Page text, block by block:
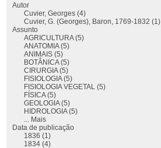
Autor
Cuvier, Georges (4)
Cuvier, G. (Georges), Baron, 1769-1832 (1)
Assunto
AGRICULTURA (5)
ANATOMIA (5)
ANIMAIS (5)
BOTÂNICA (5)
CIRURGIA (5)
FISIOLOGIA (5)
FISIOLOGIA VEGETAL (5)
FÍSICA (5)
GEOLOGIA (5)
HIDROLOGIA (5)
... Mais
Data de publicação
1836 (1)
1834 (4)